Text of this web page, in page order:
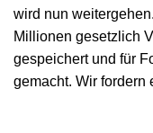
wird nun
Millionen gesetzlich
gespeichert und für
gemacht. Wir fordern